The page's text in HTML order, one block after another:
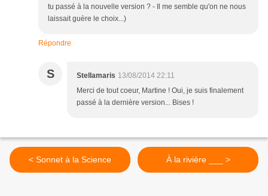
tu passé à la nouvelle version ? - Il me semble qu'on ne nous
laissait guère le choix...)
Répondre
S Stellamaris 13/08/2014 22:11
Merci de tout coeur, Martine ! Oui, je suis finalement
passé à la dernière version... Bises !
< Sonnet à la Science À la rivière ___ >